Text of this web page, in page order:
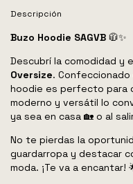
Descripción
Buzo Hoodie SAGVB 🧥✨
Descubrí la comodidad y
Oversize.
hoodie es perfecto para
moderno y versátil lo
ya sea en casa 🏡 o al
No te pierdas la
guardarropa y destacar
moda. ¡Te va a encantar!